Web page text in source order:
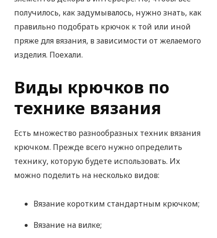
получилось, как задумывалось, нужно знать, как
правильно подобрать крючок к той или иной
пряже для вязания, в зависимости от желаемого
изделия. Поехали.
Виды крючков по
технике вязания
Есть множество разнообразных техник вязания
крючком. Прежде всего нужно определить
технику, которую будете использовать. Их
можно поделить на несколько видов:
Вязание коротким стандартным крючком;
Вязание на вилке;